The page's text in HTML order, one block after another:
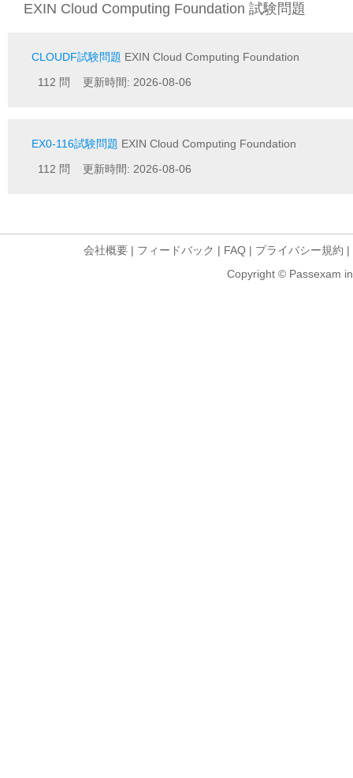
EXIN Cloud Computing Foundation 試験問題
CLOUDF試験問題 EXIN Cloud Computing Foundation
112 問 更新時間: 2026-08-06
EX0-116試験問題 EXIN Cloud Computing Foundation
112 問 更新時間: 2026-08-06
会社概要 | フィードバック | FAQ | プライバシー規約 |
Copyright © Passexam